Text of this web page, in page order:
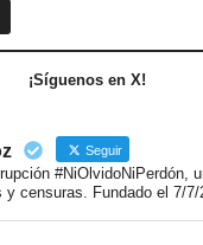
¡Síguenos en X!
Seguir
#NiOlvidoNiPerdón,
y censuras. Fundado el 7/7/